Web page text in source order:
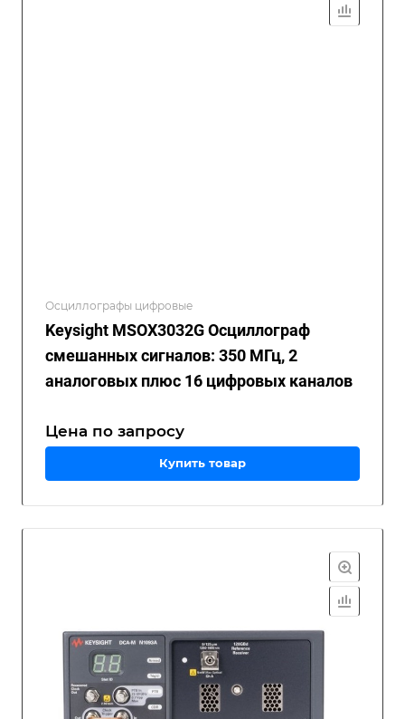
Осциллографы цифровые
Keysight MSOX3032G Осциллограф
смешанных сигналов: 350 МГц, 2
аналоговых плюс 16 цифровых каналов
Цена по запросу
Купить товар